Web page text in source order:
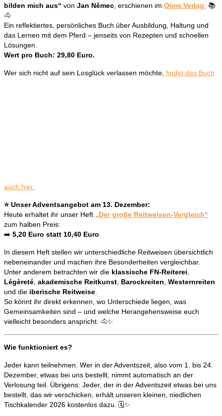
bilden mich aus“ von Jan Němec , erschienen im Olms Verlag
📚
🐴
Ein reflektiertes, persönliches Buch über Ausbildung, Haltung und
das Lernen mit dem Pferd – jenseits von Rezepten und schnellen
Lösungen.
Wert pro Buch: 29,80 Euro.
Wer sich nicht auf sein Losglück verlassen möchte, findet das Buch
auch hier.
⭐ Unser Adventsangebot am 13. Dezember:
Heute erhaltet ihr unser Heft „Der große Reitweisen-Vergleich“
zum halben Preis:
➡️ 5,20 Euro statt 10,40 Euro
In diesem Heft stellen wir unterschiedliche Reitweisen übersichtlich
nebeneinander und machen ihre Besonderheiten vergleichbar.
Unter anderem betrachten wir die klassische FN-Reiterei
Légèreté akademische Reitkunst Barockreiten Westernreiten
und die iberische Reitweise
So könnt ihr direkt erkennen, wo Unterschiede liegen, was
Gemeinsamkeiten sind – und welche Herangehensweise euch
vielleicht besonders anspricht. 🐴✨
Wie funktioniert es?
Jeder kann teilnehmen. Wer in der Adventszeit, also vom 1. bis 24.
Dezember, etwas bei uns bestellt, nimmt automatisch an der
Verlosung teil. Übrigens: Jeder, der in der Adventszeit etwas bei uns
bestellt, das wir verschicken, erhält unseren kleinen, niedlichen
Tischkalender 2026 kostenlos dazu. 🗓️✨